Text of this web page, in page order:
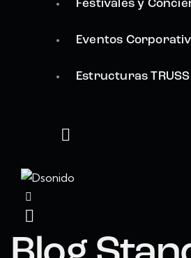
Festivales y
Eventos
Estructuras